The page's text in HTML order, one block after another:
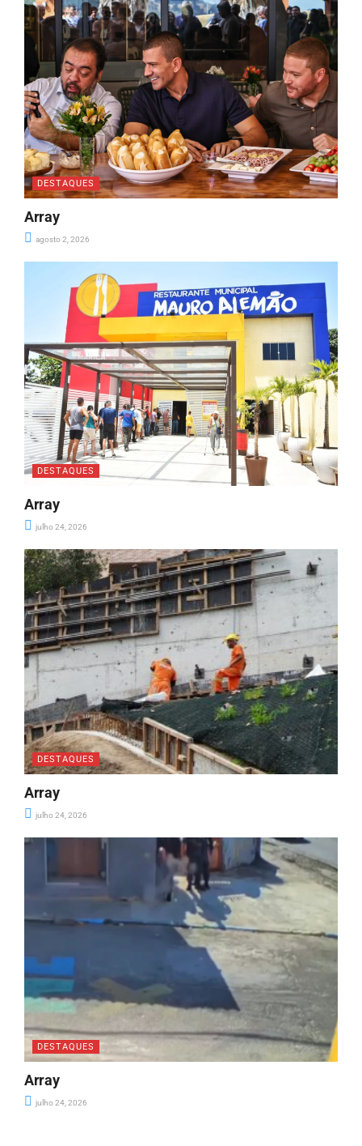
DESTAQUES
Array
agosto 2, 2026
DESTAQUES
Array
julho 24, 2026
DESTAQUES
Array
julho 24, 2026
DESTAQUES
Array
julho 24, 2026